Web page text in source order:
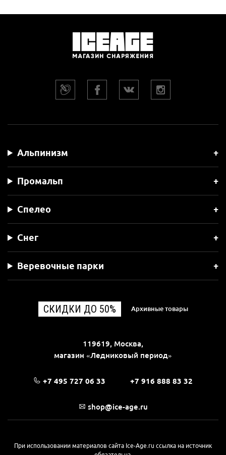
Альпинизм
Промальп
Спелео
Снег
Веревочные парки
СКИДКИ ДО 50% Архивные товары
119619, Москва,
магазин «Ледниковый период»
+7 495 727 06 33 +7 916 888 83 32
shop@ice-age.ru
При использовании материалов сайта Ice-Age.ru ссылка на источник